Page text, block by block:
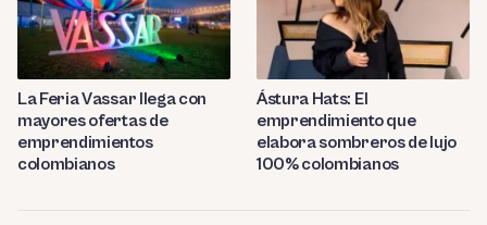
La Feria Vassar llega con
mayores ofertas de
emprendimientos
colombianos
Ástura Hats: El
emprendimiento que
elabora sombreros de lujo
100% colombianos